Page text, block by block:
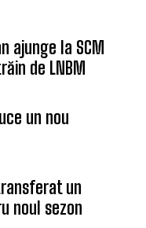
la SCM
de LNBM
un nou